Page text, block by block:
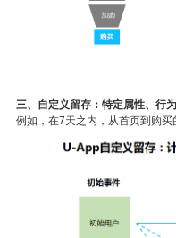
三、自定义留存：特定属性、行
例如，在7天之内，从首页到购买